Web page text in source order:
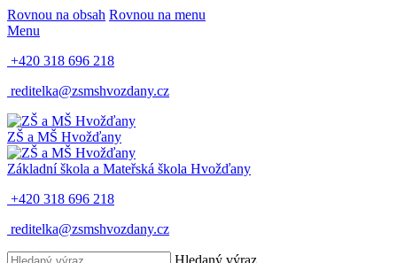
Rovnou na obsah Rovnou na menu
Menu
+420 318 696 218
reditelka@zsmshvozdany.cz
ZŠ a MŠ Hvožďany
Základní škola a Mateřská škola Hvožďany
+420 318 696 218
reditelka@zsmshvozdany.cz
Hledaný výraz